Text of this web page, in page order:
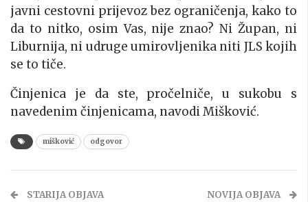
javni cestovni prijevoz bez ograničenja, kako to
da to nitko, osim Vas, nije znao? Ni Župan, ni
Liburnija, ni udruge umirovljenika niti JLS kojih
se to tiče.
Činjenica je da ste, pročelniče, u sukobu s
navedenim činjenicama, navodi Mišković.
mišković odgovor
STARIJA OBJAVA NOVIJA OBJAVA